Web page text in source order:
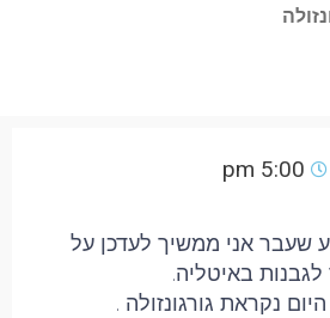
5:00 pm
אני ממשיך לעדכן על
באיטליה.
נקראת גורגונזולה .